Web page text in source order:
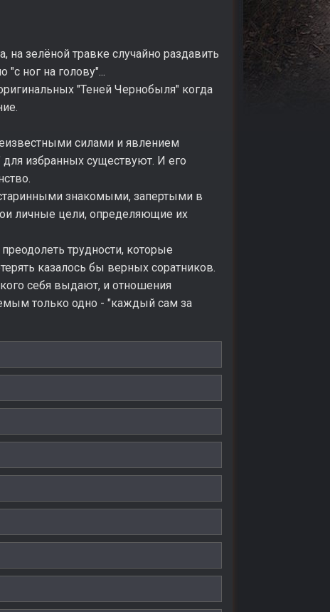
зелёной травке случайно раздавить
ног на голову"...
"Теней Чернобыля" когда
силами и явлением
избранных существуют. И его
знакомыми, запертыми в
личные цели, определяющие их
трудности, которые
казалось бы верных соратников.
себя выдают, и отношения
только одно - "каждый сам за